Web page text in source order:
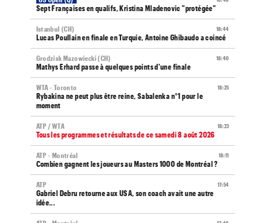
Sept Françaises en qualifs, Kristina Mladenovic "protégée"
18:44
Istanbul (CH)
Lucas Poullain en finale en Turquie, Antoine Ghibaudo a coincé
18:40
Grodzisk Mazowiecki (CH)
Mathys Erhard passe à quelques points d'une finale
18:25
WTA - Toronto
Rybakina ne peut plus être reine, Sabalenka n°1 pour le
moment
18:23
ATP / WTA
Tous les programmes et résultats de ce samedi 8 août 2026
18:11
ATP - Montréal
Combien gagnent les joueurs au Masters 1000 de Montréal ?
17:54
ATP
Gabriel Debru retourne aux USA, son coach avait une autre
idée...